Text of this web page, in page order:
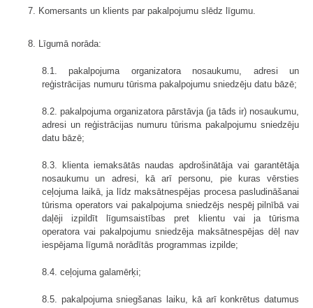
7. Komersants un klients par pakalpojumu slēdz līgumu.
8. Līgumā norāda:
8.1. pakalpojuma organizatora nosaukumu, adresi un
reģistrācijas numuru tūrisma pakalpojumu sniedzēju datu bāzē;
8.2. pakalpojuma organizatora pārstāvja (ja tāds ir) nosaukumu,
adresi un reģistrācijas numuru tūrisma pakalpojumu sniedzēju
datu bāzē;
8.3. klienta iemaksātās naudas apdrošinātāja vai garantētāja
nosaukumu un adresi, kā arī personu, pie kuras vērsties
ceļojuma laikā, ja līdz maksāt­nespējas procesa pasludināšanai
tūrisma operators vai pakalpojuma sniedzējs nespēj pilnībā vai
daļēji izpildīt līgumsaistības pret klientu vai ja tūrisma
operatora vai pakalpojumu sniedzēja maksātnespējas dēļ nav
iespējama līgumā norādītās programmas izpilde;
8.4. ceļojuma galamērķi;
8.5. pakalpojuma sniegšanas laiku, kā arī konkrētus datumus